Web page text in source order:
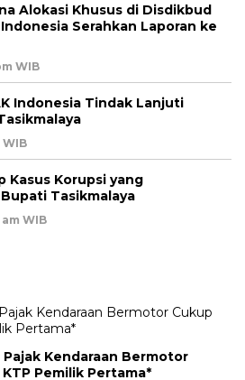
Alokasi Khusus di Disdikbud
Serahkan Laporan ke
WIB
Indonesia Tindak Lanjuti
WIB
Kasus Korupsi yang
Tasikmalaya
WIB
Kendaraan Bermotor
Pemilik Pertama*